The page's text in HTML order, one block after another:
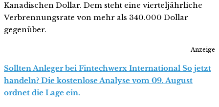
Kanadischen Dollar. Dem steht eine vierteljährliche
Verbrennungsrate von mehr als 340.000 Dollar
gegenüber.
Anzeige
Sollten Anleger bei Fintechwerx International So jetzt
handeln? Die kostenlose Analyse vom 09. August
ordnet die Lage ein.